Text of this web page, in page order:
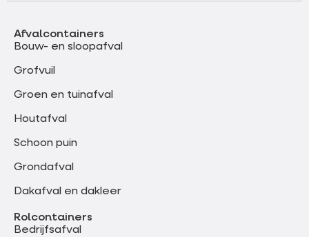
Afvalcontainers
Bouw- en sloopafval
Grofvuil
Groen en tuinafval
Houtafval
Schoon puin
Grondafval
Dakafval en dakleer
Rolcontainers
Bedrijfsafval